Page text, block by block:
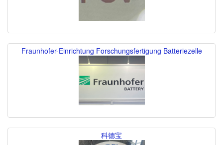
Fraunhofer-Einrichtung Forschungsfertigung Batteriezelle
科德宝